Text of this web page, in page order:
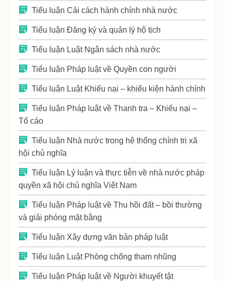
Tiểu luận Cải cách hành chính nhà nước
Tiểu luận Đăng ký và quản lý hộ tịch
Tiểu luận Luật Ngân sách nhà nước
Tiểu luận Pháp luật về Quyền con người
Tiểu luận Luật Khiếu nại – khiếu kiện hành chính
Tiểu luận Pháp luật về Thanh tra – Khiếu nại –
Tố cáo
Tiểu luận Nhà nước trong hệ thống chính trị xã
hội chủ nghĩa
Tiểu luận Lý luận và thực tiễn về nhà nước pháp
quyền xã hội chủ nghĩa Việt Nam
Tiểu luận Pháp luật về Thu hồi đất – bồi thường
và giải phóng mặt bằng
Tiểu luận Xây dựng văn bản pháp luật
Tiểu luận Luật Phòng chống tham nhũng
Tiểu luận Pháp luật về Người khuyết tật